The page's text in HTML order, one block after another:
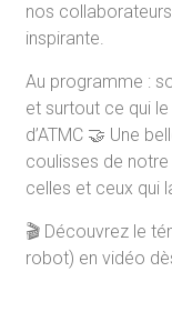
nos
inspirante.
Au programme :
et surtout ce qui
d’ATMC 🤝 Une
coulisses de
celles et ceux qui
🎬 Découvrez le
robot) en vidéo